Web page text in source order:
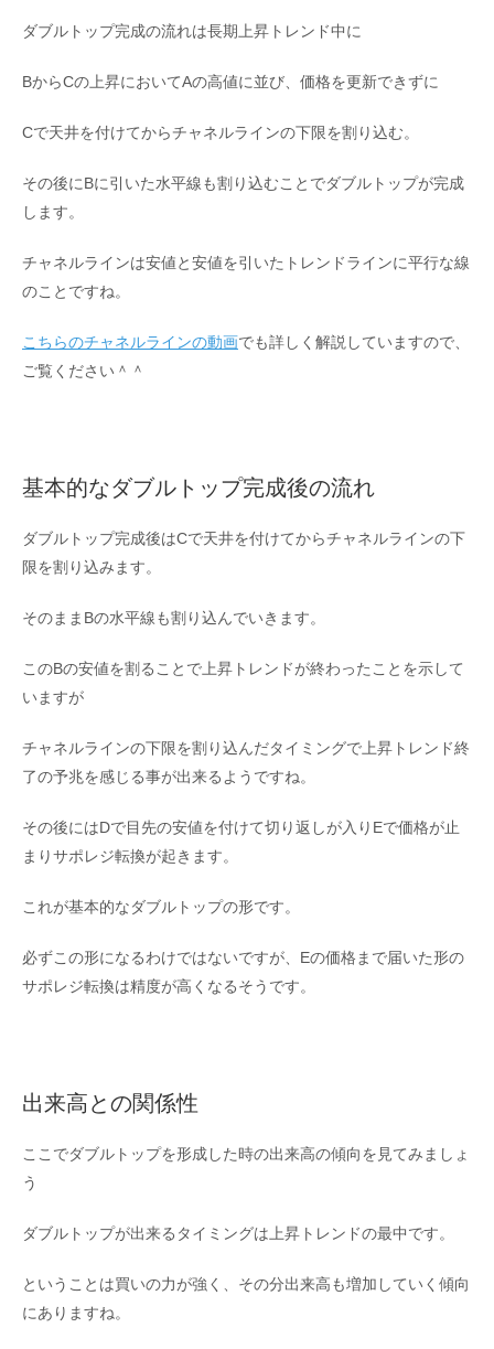
ダブルトップ完成の流れは長期上昇トレンド中に
BからCの上昇においてAの高値に並び、価格を更新できずに
Cで天井を付けてからチャネルラインの下限を割り込む。
その後にBに引いた水平線も割り込むことでダブルトップが完成
します。
チャネルラインは安値と安値を引いたトレンドラインに平行な線
のことですね。
こちらのチャネルラインの動画でも詳しく解説していますので、
ご覧ください＾＾
基本的なダブルトップ完成後の流れ
ダブルトップ完成後はCで天井を付けてからチャネルラインの下
限を割り込みます。
そのままBの水平線も割り込んでいきます。
このBの安値を割ることで上昇トレンドが終わったことを示して
いますが
チャネルラインの下限を割り込んだタイミングで上昇トレンド終
了の予兆を感じる事が出来るようですね。
その後にはDで目先の安値を付けて切り返しが入りEで価格が止
まりサポレジ転換が起きます。
これが基本的なダブルトップの形です。
必ずこの形になるわけではないですが、Eの価格まで届いた形の
サポレジ転換は精度が高くなるそうです。
出来高との関係性
ここでダブルトップを形成した時の出来高の傾向を見てみましょ
う
ダブルトップが出来るタイミングは上昇トレンドの最中です。
ということは買いの力が強く、その分出来高も増加していく傾向
にありますね。